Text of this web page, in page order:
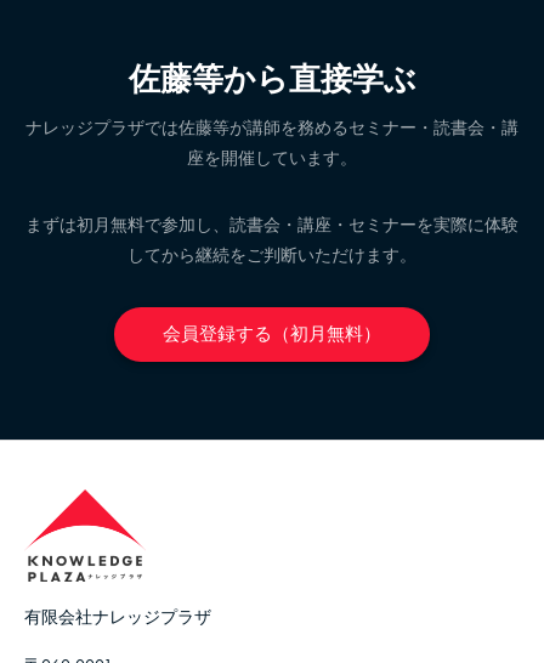
佐藤等から直接学ぶ
ナレッジプラザでは佐藤等が講師を務めるセミナー・読書会・講
座を開催しています。
まずは初月無料で参加し、読書会・講座・セミナーを実際に体験
してから継続をご判断いただけます。
会員登録する（初月無料）
有限会社ナレッジプラザ